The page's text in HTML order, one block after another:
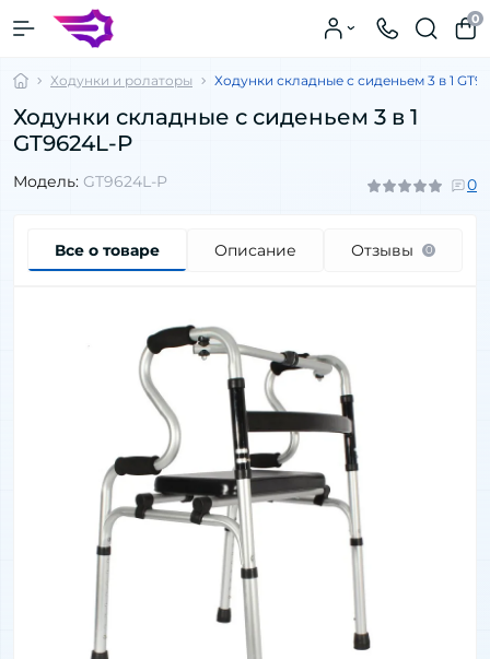
0
Ходунки и ролаторы Ходунки складные с сиденьем 3 в 1
Ходунки складные с сиденьем 3 в 1
GT9624L-P
Модель: GT9624L-P 0
Все о товаре Описание Отзывы 0